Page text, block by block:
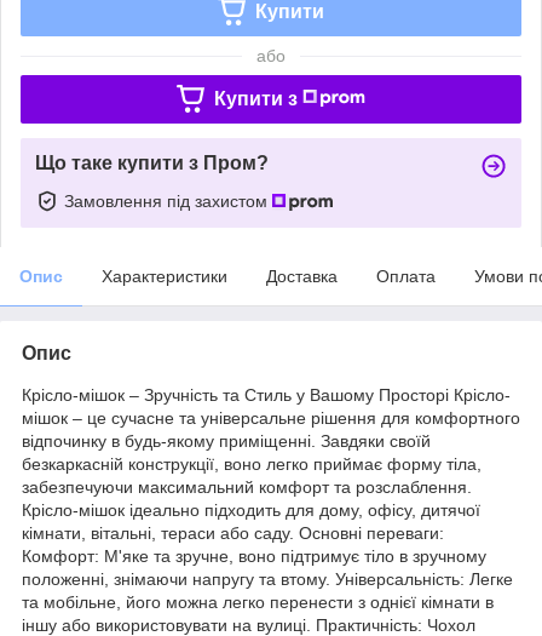
Купити
або
Купити з
Що таке купити з Пром?
Замовлення під захистом
Опис Характеристики Доставка Оплата Умови
Опис
Крісло-мішок – Зручність та Стиль у Вашому Просторі Крісло-
мішок – це сучасне та універсальне рішення для комфортного
відпочинку в будь-якому приміщенні. Завдяки своїй
безкаркасній конструкції, воно легко приймає форму тіла,
забезпечуючи максимальний комфорт та розслаблення.
Крісло-мішок ідеально підходить для дому, офісу, дитячої
кімнати, вітальні, тераси або саду. Основні переваги:
Комфорт: М'яке та зручне, воно підтримує тіло в зручному
положенні, знімаючи напругу та втому. Універсальність: Легке
та мобільне, його можна легко перенести з однієї кімнати в
іншу або використовувати на вулиці. Практичність: Чохол